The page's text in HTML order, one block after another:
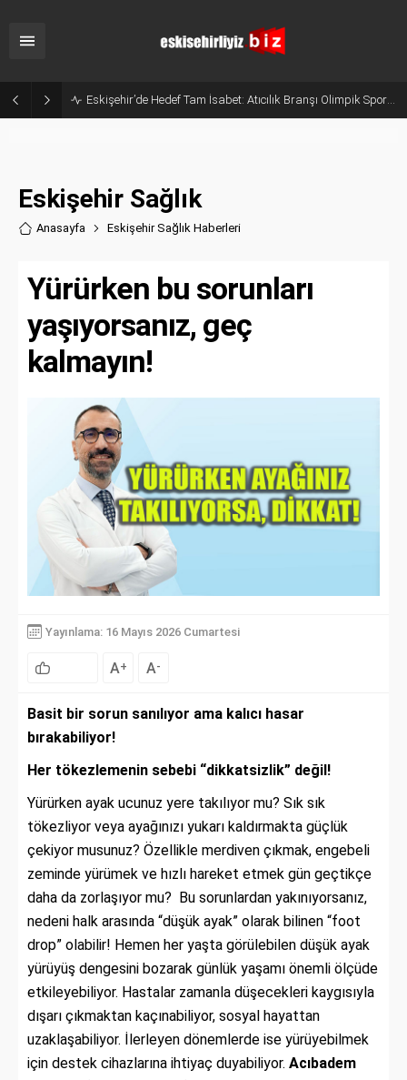
Eskişehir’de Hedef Tam İsabet: Atıcılık Branşı Olimpik Sporcular Yetiştiriyor
Eskişehir Sağlık
Anasayfa Eskişehir Sağlık Haberleri
Yürürken bu sorunları
yaşıyorsanız, geç
kalmayın!
Yayınlama: 16 Mayıs 2026 Cumartesi
A+ A-
Basit bir sorun sanılıyor ama kalıcı hasar
bırakabiliyor!
Her tökezlemenin sebebi “dikkatsizlik” değil!
Yürürken ayak ucunuz yere takılıyor mu? Sık sık
tökezliyor veya ayağınızı yukarı kaldırmakta güçlük
çekiyor musunuz? Özellikle merdiven çıkmak, engebeli
zeminde yürümek ve hızlı hareket etmek gün geçtikçe
daha da zorlaşıyor mu? Bu sorunlardan yakınıyorsanız,
nedeni halk arasında “düşük ayak” olarak bilinen “foot
drop” olabilir! Hemen her yaşta görülebilen düşük ayak
yürüyüş dengesini bozarak günlük yaşamı önemli ölçüde
etkileyebiliyor. Hastalar zamanla düşecekleri kaygısıyla
dışarı çıkmaktan kaçınabiliyor, sosyal hayattan
uzaklaşabiliyor. İlerleyen dönemlerde ise yürüyebilmek
için destek cihazlarına ihtiyaç duyabiliyor. Acıbadem